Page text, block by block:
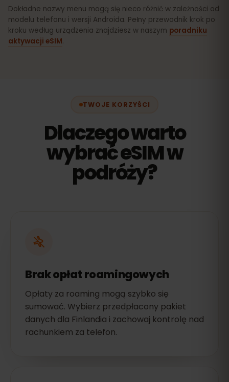
Dokładne nazwy menu mogą się nieco różnić w zależności od
modelu telefonu i wersji Androida. Pełny przewodnik krok po
kroku według urządzenia znajdziesz w naszym poradniku
aktywacji eSIM.
TWOJE KORZYŚCI
Dlaczego warto
wybrać eSIM w
podróży?
Brak opłat roamingowych
Opłaty za roaming mogą szybko się
sumować. Wybierz przedpłacony pakiet
danych dla Finlandia i zachowaj kontrolę nad
rachunkiem za telefon.